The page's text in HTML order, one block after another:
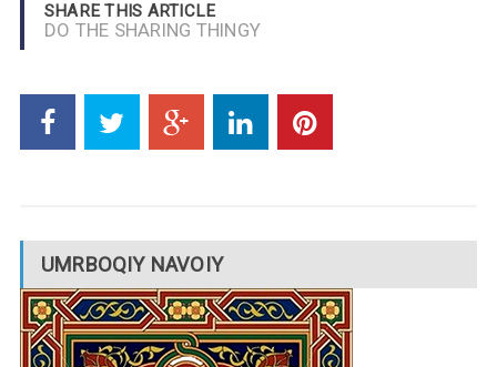
SHARE THIS ARTICLE
DO THE SHARING THINGY
UMRBOQIY NAVOIY